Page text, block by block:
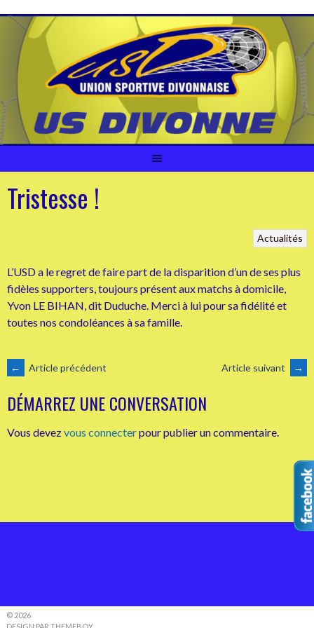
contenu
Tristesse !
Actualités
L’USD a le regret de faire part de la disparition d’un de ses plus
fidèles supporters, toujours présent aux matchs à domicile,
Yvon LE BIHAN, dit Duduche. Merci à lui pour sa fidélité et
toutes nos condoléances à sa famille.
NAVIGATION
DES
← Article précédent Article suivant →
DÉMARREZ UNE CONVERSATION
Vous devezvous connecterpour publier un commentaire.
© 2026
DESIGN PAR THEMEBOY